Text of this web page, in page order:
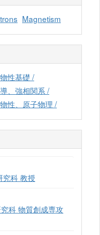
Magnetism
性基礎 /
、強相関系 /
性、原子物理 /
究科 教授
科 物質創成専攻